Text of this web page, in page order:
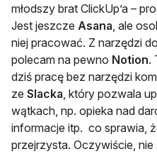
młodszy brat ClickUp’a –
Jest jeszcze Asana, ale
niej pracować. Z narzędzi
polecam na pewno Notion.
dziś pracę bez narzędzi
ze Slacka, który pozwala
wątkach, np. opieka nad
informacje itp. co sprawia,
przejrzysta. Oczywiście,